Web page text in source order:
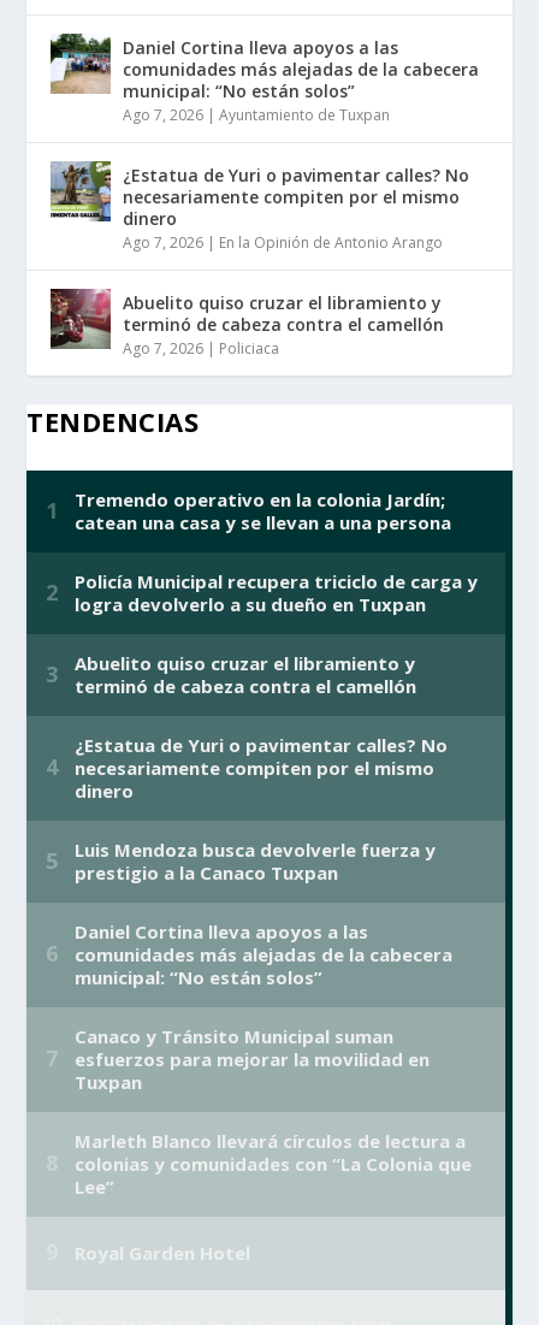
Daniel Cortina lleva apoyos a las
comunidades más alejadas de la cabecera
municipal: “No están solos”
Ago 7, 2026 |Ayuntamiento de Tuxpan
¿Estatua de Yuri o pavimentar calles? No
necesariamente compiten por el mismo
dinero
Ago 7, 2026 | En la Opinión de Antonio Arango
Abuelito quiso cruzar el libramiento y
terminó de cabeza contra el camellón
Ago 7, 2026 | Policiaca
TENDENCIAS